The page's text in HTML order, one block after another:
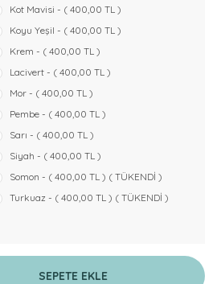
Kot Mavisi - ( 400,00 TL )
Koyu Yeşil - ( 400,00 TL )
Krem - ( 400,00 TL )
Lacivert - ( 400,00 TL )
Mor - ( 400,00 TL )
Pembe - ( 400,00 TL )
Sarı - ( 400,00 TL )
Siyah - ( 400,00 TL )
Somon - ( 400,00 TL ) ( TÜKENDİ )
Turkuaz - ( 400,00 TL ) ( TÜKENDİ )
SEPETE EKLE